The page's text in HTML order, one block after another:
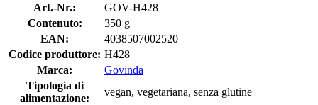
Art.-Nr.:
GOV-H428
Contenuto:
350 g
EAN:
4038507002520
Codice produttore: H428
Marca:
Govinda
Tipologia di
alimentazione:
vegan, vegetariana, senza glutine